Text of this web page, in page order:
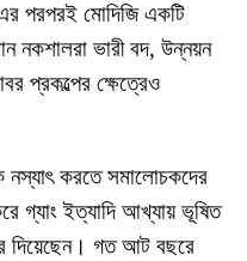
পরপরই মোদিজি একটি
নকশালরা ভারী বদ, উন্নয়ন
প্রকল্পের ক্ষেত্রেও
নস্যাৎ করতে সমালোচকদের
গ্যাং ইত্যাদি আখ্যায় ভূষিত
দিয়েছেন। গত আট বছরে